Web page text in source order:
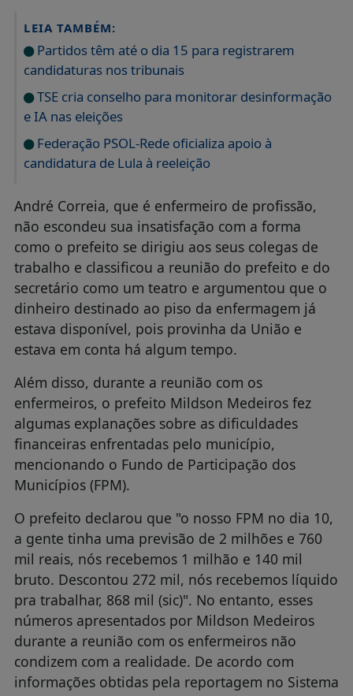
LEIA TAMBÉM:
Partidos têm até o dia 15 para registrarem
candidaturas nos tribunais
TSE cria conselho para monitorar desinformação
e IA nas eleições
Federação PSOL-Rede oficializa apoio à
candidatura de Lula à reeleição
André Correia, que é enfermeiro de profissão,
não escondeu sua insatisfação com a forma
como o prefeito se dirigiu aos seus colegas de
trabalho e classificou a reunião do prefeito e do
secretário como um teatro e argumentou que o
dinheiro destinado ao piso da enfermagem já
estava disponível, pois provinha da União e
estava em conta há algum tempo.
Além disso, durante a reunião com os
enfermeiros, o prefeito Mildson Medeiros fez
algumas explanações sobre as dificuldades
financeiras enfrentadas pelo município,
mencionando o Fundo de Participação dos
Municípios (FPM).
O prefeito declarou que "o nosso FPM no dia 10,
a gente tinha uma previsão de 2 milhões e 760
mil reais, nós recebemos 1 milhão e 140 mil
bruto. Descontou 272 mil, nós recebemos líquido
pra trabalhar, 868 mil (sic)". No entanto, esses
números apresentados por Mildson Medeiros
durante a reunião com os enfermeiros não
condizem com a realidade. De acordo com
informações obtidas pela reportagem no Sistema